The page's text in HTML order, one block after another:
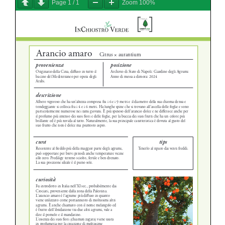
Page 1 / 1 Zoom 100%